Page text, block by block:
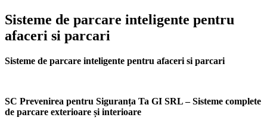
Sisteme de parcare inteligente pentru
afaceri si parcari
Sisteme de parcare inteligente pentru afaceri si parcari
SC Prevenirea pentru Siguranța Ta GI SRL – Sisteme complete
de parcare exterioare și interioare